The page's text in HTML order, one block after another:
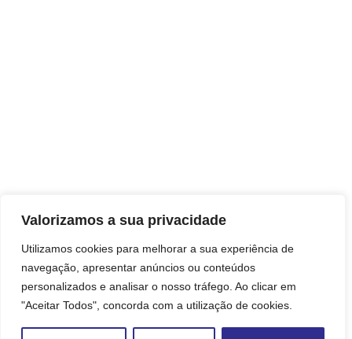
Valorizamos a sua privacidade
Utilizamos cookies para melhorar a sua experiência de
navegação, apresentar anúncios ou conteúdos
personalizados e analisar o nosso tráfego. Ao clicar em
"Aceitar Todos", concorda com a utilização de cookies.